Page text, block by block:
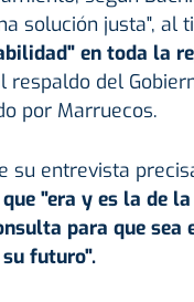
solución justa", al
en toda la
respaldo del
por Marruecos.
su entrevista
"era y es la de
para que sea
futuro".